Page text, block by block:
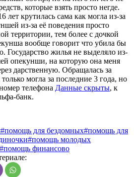
которые взять просто негде.
лет крутилась сама как могла из-за
из-за её поведения просто
территории, тем более с дочкой
вообще говорит что убила бы
Государство жилья не выделяло из-
опекунши, на которую она меня
дарственную. Обращалась за
могла за последние 3 года, но
телефона Данные скрыты, к
банк.
#помощь для бездомных#помощь для
#помощь молодых
#помощь финансово